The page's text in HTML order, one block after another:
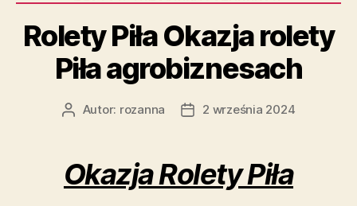
Rolety Piła Okazja rolety
Piła agrobiznesach
AutorAutor: rozanna
Data2 września 2024
Okazja Rolety Piła